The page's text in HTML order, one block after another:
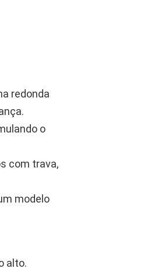
redonda
o
com trava,
modelo
alto.